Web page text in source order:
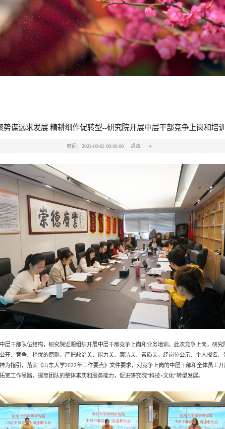
势谋远求发展 精耕细作促转型--研究院开展中层干部竞争上岗和培训
时间：2022-03-02 00:00:00 点击： 4
层干部队伍结构，研究院近期组织开展中层干部竞争上岗和业务培训。此次竞争上岗，研
开、竞争、择优的原则，严把政治关、能力关、廉洁关、素质关，经岗位公示、个人报名
指引，落实《山东大学2022年工作要点》文件要求，对竞争上岗的中层干部和全体员工
工作思路，提高团队的整体素质和服务能力，促进研究院“科技+文化”转型发展。